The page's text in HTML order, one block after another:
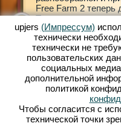
к
Free Farm 2 теперь
Теперь ты сможешь
больше нравится:
Farm 2 или
домашних
поля, собирай
прибывающих
сейчас и играй
upjers (Импрессум)
технически
технически не
пользовательских
социальных
дополнительной
политикой
Чтобы согласится с
технической точки